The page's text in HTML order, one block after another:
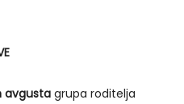
avgusta grupa roditelja